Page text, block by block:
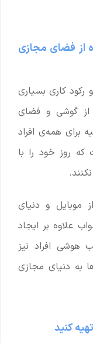
از فضای مجازی
کاری بسیاری
از گوشی و فضای
برای همه‌ی افراد
روز خود را با
موبایل و دنیای
علاوه بر ایجاد
افراد نیز
به دنیای مجازی